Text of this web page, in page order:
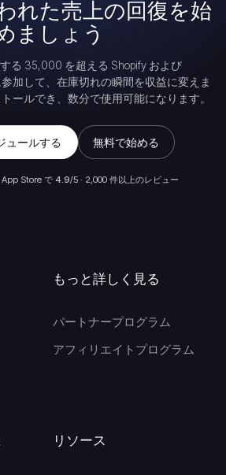
れた売上の回復を始
ましょう
る 35,000 を超える Shopify および
加して、在庫切れの瞬間を収益に変えま
ールでき、数分で使用可能になります。
ュールする 無料で始める
Store で 4.9/5 · 2,000 件以上のレビュー
リソース
もっと詳しく見る
パートナープログラム
アフィリエイトプログラム